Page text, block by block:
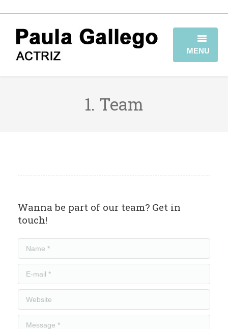
MENU
HOME
BIOGRAFÍA
1. Team
Wanna be part of our team? Get in
touch!
Name *
E-mail *
Website
Message *